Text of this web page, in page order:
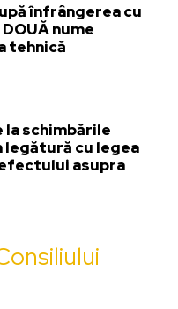
înfrângerea cu
nume
tehnică
la schimbările
cu legea
asupra